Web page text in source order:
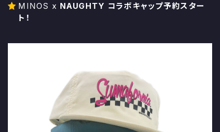
MINOS x NAUGHTY コラボキャップ予約スター
ト！